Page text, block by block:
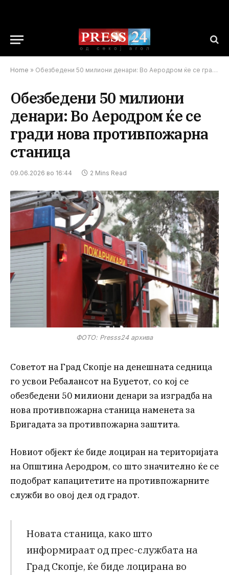
Home » Обезбедени 50 милиони денари: Во Аеродром ќе се гради нова противпожарна станица
Обезбедени 50 милиони
денари: Во Аеродром ќе се
гради нова противпожарна
станица
09.06.2026 во 16:44 2 Mins Read
ФОТО: Presss24 архива
Советот на Град Скопје на денешната седница
го усвои Ребалансот на Буџетот, со кој се
обезбедени 50 милиони денари за изградба на
нова противпожарна станица наменета за
Бригадата за противпожарна заштита.
Новиот објект ќе биде лоциран на територијата
на Општина Аеродром, со што значително ќе се
подобрат капацитетите на противпожарните
служби во овој дел од градот.
Новата станица, како што
информираат од прес-службата на
Град Скопје, ќе биде лоцирана во